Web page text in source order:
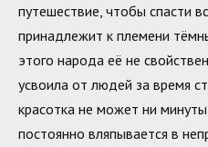
путешествие, чтобы спасти
принадлежит к племени
этого народа её не
усвоила от людей за время
красотка не может ни
постоянно вляпывается в